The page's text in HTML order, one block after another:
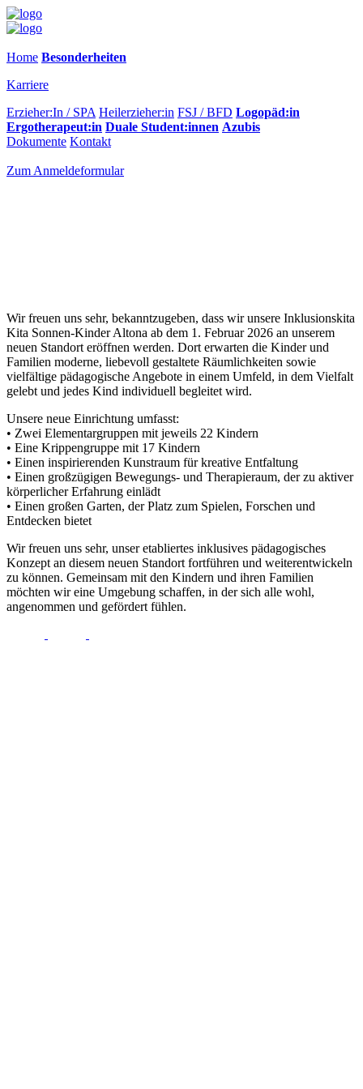
Home Besonderheiten
Karriere
Erzieher:In / SPA Heilerzieher:in FSJ / BFD Logopäd:in
Ergotherapeut:in Duale Student:innen Azubis
Dokumente Kontakt
Zum Anmeldeformular
Wir freuen uns sehr, bekanntzugeben, dass wir unsere Inklusionskita
Kita Sonnen-Kinder Altona ab dem 1. Februar 2026 an unserem
neuen Standort eröffnen werden. Dort erwarten die Kinder und
Familien moderne, liebevoll gestaltete Räumlichkeiten sowie
vielfältige pädagogische Angebote in einem Umfeld, in dem Vielfalt
gelebt und jedes Kind individuell begleitet wird.
Unsere neue Einrichtung umfasst:
• Zwei Elementargruppen mit jeweils 22 Kindern
• Eine Krippengruppe mit 17 Kindern
• Einen inspirierenden Kunstraum für kreative Entfaltung
• Einen großzügigen Bewegungs- und Therapieraum, der zu aktiver
körperlicher Erfahrung einlädt
• Einen großen Garten, der Platz zum Spielen, Forschen und
Entdecken bietet
Wir freuen uns sehr, unser etabliertes inklusives pädagogisches
Konzept an diesem neuen Standort fortführen und weiterentwickeln
zu können. Gemeinsam mit den Kindern und ihren Familien
möchten wir eine Umgebung schaffen, in der sich alle wohl,
angenommen und gefördert fühlen.